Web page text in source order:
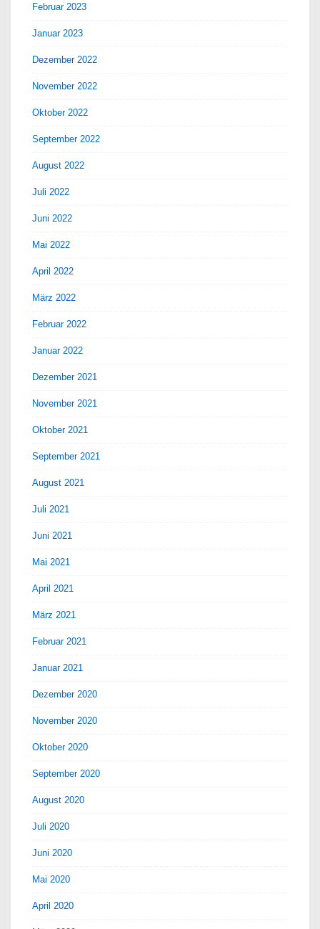
Februar 2023
Januar 2023
Dezember 2022
November 2022
Oktober 2022
September 2022
August 2022
Juli 2022
Juni 2022
Mai 2022
April 2022
März 2022
Februar 2022
Januar 2022
Dezember 2021
November 2021
Oktober 2021
September 2021
August 2021
Juli 2021
Juni 2021
Mai 2021
April 2021
März 2021
Februar 2021
Januar 2021
Dezember 2020
November 2020
Oktober 2020
September 2020
August 2020
Juli 2020
Juni 2020
Mai 2020
April 2020